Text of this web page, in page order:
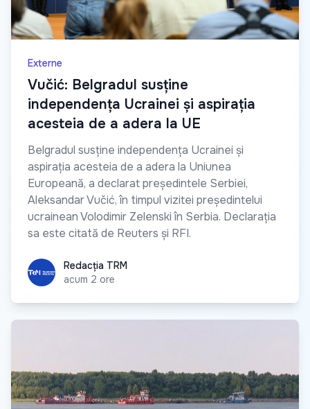
Externe
Vučić: Belgradul susține
independența Ucrainei și aspirația
acesteia de a adera la UE
Belgradul susține independența Ucrainei și
aspirația acesteia de a adera la Uniunea
Europeană, a declarat președintele Serbiei,
Aleksandar Vučić, în timpul vizitei președintelui
ucrainean Volodimir Zelenski în Serbia. Declarația
sa este citată de Reuters și RFI.
Redacția TRM
Redacția TRM
acum 2 ore